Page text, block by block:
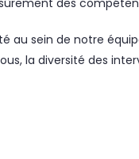
au sein de notre
la diversité des